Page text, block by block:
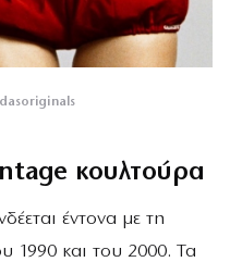
κουλτούρα
έντονα με τη
1990 και του 2000. Τα